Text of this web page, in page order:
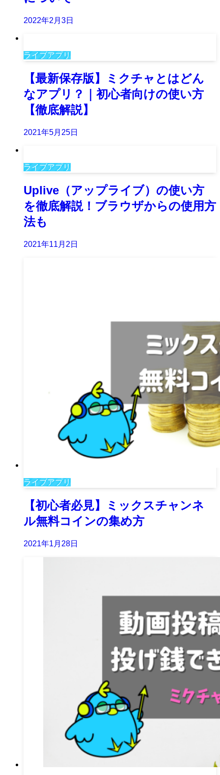
2022年2月3日
ライブアプリ
【最新保存版】ミクチャとはどん
なアプリ？｜初心者向けの使い方
【徹底解説】
2021年5月25日
ライブアプリ
Uplive（アップライブ）の使い方
を徹底解説！ブラウザからの使用方
法も
2021年11月2日
ライブアプリ
【初心者必見】ミックスチャンネ
ル無料コインの集め方
2021年1月28日